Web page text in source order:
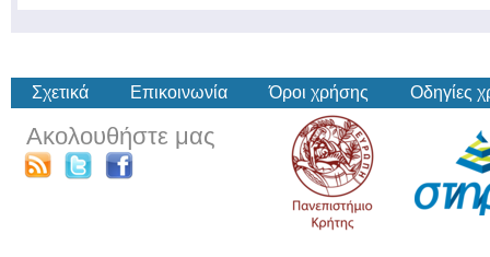
Σχετικά Επικοινωνία Όροι χρήσης Οδηγίες
Ακολουθήστε μας